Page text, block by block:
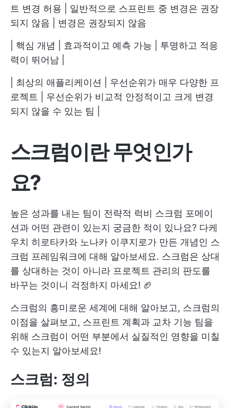
트 변경 허용 | 일반적으로 스프린트 중 변경은 권장
되지 않음 | 변경은 권장되지 않음
| 핵심 개념 | 효과적이고 예측 가능 | 투명하고 적응
력이 뛰어남 |
| 최상의 애플리케이션 | 우선순위가 매우 다양한 프
로젝트 | 우선순위가 비교적 안정적이고 크게 변경
되지 않을 수 있는 팀 |
스크럼이란 무엇인가
요?
높은 성과를 내는 팀이 전략적 럭비 스크럼 포메이
션과 어떤 관련이 있는지 궁금한 적이 있나요? 다케
우치 히로타카와 노나카 이쿠지로가 만든 개념인 스
크럼 프레임워크에 대해 알아보세요. 스크럼은 상대
를 상대하는 것이 아니라 프로젝트 관리의 판도를
바꾸는 것이니 걱정하지 마세요! 🏈
스크럼의 흥미로운 세계에 대해 알아보고, 스크럼의
이점을 살펴보고, 스프린트 계획과 교차 기능 팀을
위해 스크럼이 어떤 부분에서 실질적인 영향을 미칠
수 있는지 알아보세요!
스크럼: 정의